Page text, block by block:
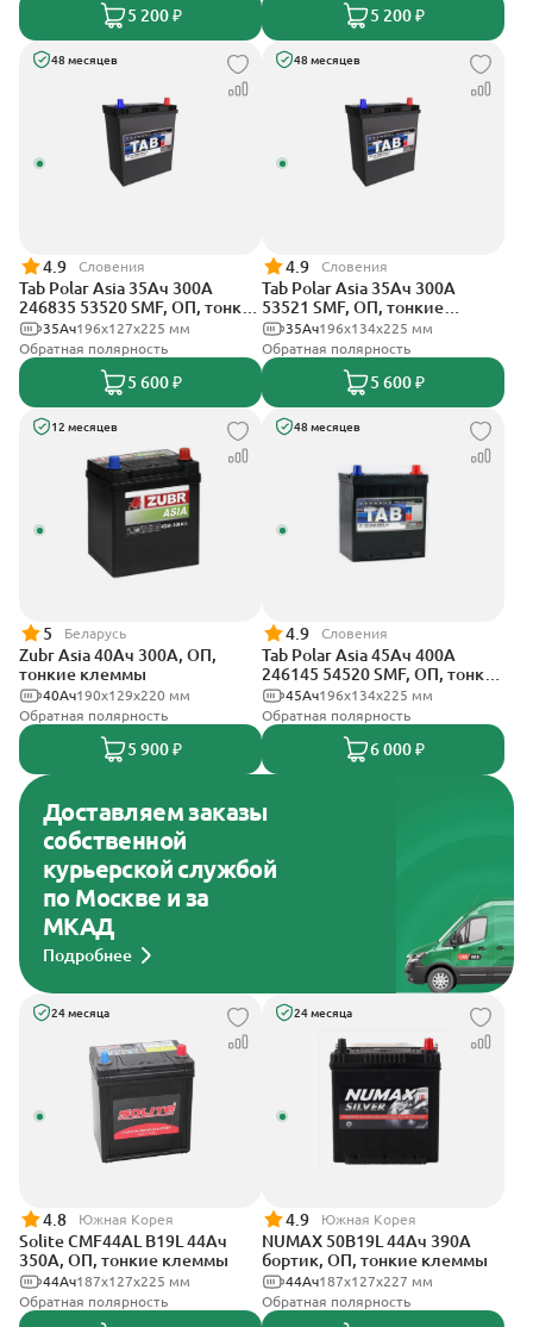
5 200 ₽ 5 200 ₽
48 месяцев
4.9 Словения
Tab Polar Asia 35Ач 300А
246835 53520 SMF, ОП, тонкие
клеммы196x127x225 мм
35Ач
Обратная полярность
5 600 ₽
48 месяцев
4.9 Словения
Tab Polar Asia 35Ач 300А
53521 SMF, ОП, тонкие
клеммы196x134x225 мм
35Ач
Обратная полярность
5 600 ₽
12 месяцев
5 Беларусь
Zubr Asia 40Ач 300А, ОП,
тонкие клеммы
190x129x220 мм
40Ач
Обратная полярность
5 900 ₽
48 месяцев
4.9 Словения
Tab Polar Asia 45Ач 400А
246145 54520 SMF, ОП, тонкие
клеммы196x134x225 мм
45Ач
Обратная полярность
6 000 ₽
Доставляем заказы
собственной
курьерской службой
по Москве и за
МКАД
Подробнее
24 месяца
4.8 Южная Корея
Solite CMF44AL B19L 44Ач
350А, ОП, тонкие клеммы
187x127x225 мм
44Ач
Обратная полярность
24 месяца
4.9 Южная Корея
NUMAX 50B19L 44Ач 390А
бортик, ОП, тонкие клеммы
187х127х227 мм
44Ач
Обратная полярность